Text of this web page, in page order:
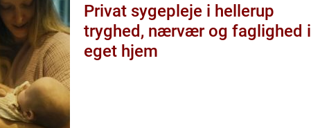
Privat sygepleje i hellerup
tryghed, nærvær og faglighed i
eget hjem